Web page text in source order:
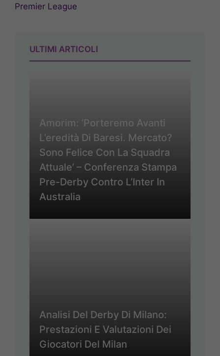
Premier League
ULTIMI ARTICOLI
Amorim: ‘Porteremo Avanti
L’eredità Di Baresi. Mercato?
Sono Felice Con La Squadra
Attuale’ – Conferenza Stampa
Pre-Derby Contro L’Inter In
Australia
Analisi Del Derby Di Milano:
Prestazioni E Valutazioni Dei
Giocatori Del Milan